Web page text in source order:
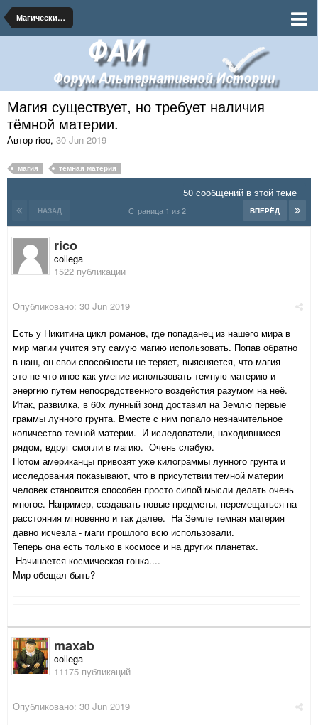
Магический университет
Магия существует, но требует наличия
тёмной материи.
Автор rico, 30 Jun 2019
магия темная материя
50 сообщений в этой теме
НАЗАД ВПЕРЁД
Страница 1 из 2
rico
collega
1522 публикации
Опубликовано: 30 Jun 2019
Есть у Никитина цикл романов, где попаданец из нашего мира в
мир магии учится эту самую магию использовать. Попав обратно
в наш, он свои способности не теряет, выясняется, что магия -
это не что иное как умение использовать темную материю и
энергию путем непосредственного воздейстия разумом на неё.
Итак, развилка, в 60х лунный зонд доставил на Землю первые
граммы лунного грунта. Вместе с ним попало незначительное
количество темной материи. И иследователи, находившиеся
рядом, вдруг смогли в магию. Очень слабую.
Потом американцы привозят уже килограммы лунного грунта и
исследования показывают, что в присутствии темной материи
человек становится способен просто силой мысли делать очень
многое. Например, создавать новые предметы, перемещаться на
расстояния мгновенно и так далее. На Земле темная материя
давно исчезла - маги прошлого всю использовали.
Теперь она есть только в космосе и на других планетах.
Начинается космическая гонка....
Мир обещал быть?
maxab
collega
11175 публикаций
Опубликовано: 30 Jun 2019